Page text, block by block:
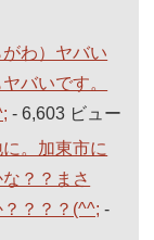
わ）ヤバい
バいです。
- 6,603 ビュー
。加東市に
？？まさ
？？？(^^; -